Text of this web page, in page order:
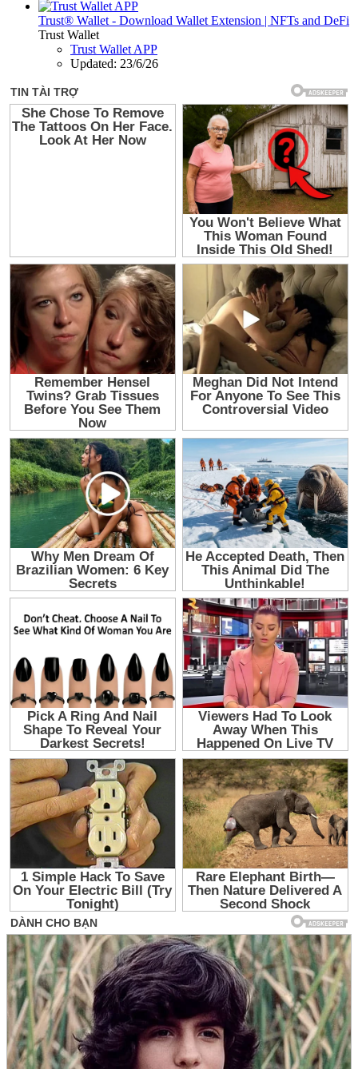
Trust® Wallet - Download Wallet Extension | NFTs and DeFi
Trust Wallet
Trust Wallet APP
Updated: 23/6/26